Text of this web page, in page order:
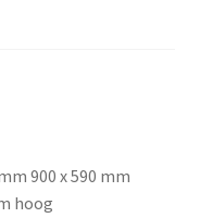
900 x 590 mm
hoog